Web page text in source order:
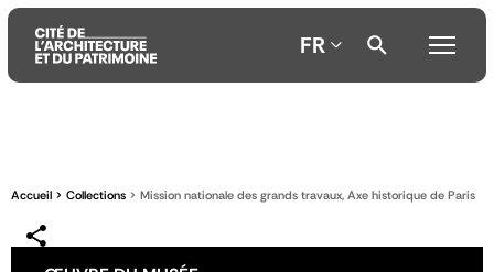
contenu
menu
la
FR
Accueil Collections Mission nationale des grands travaux, Axe historique de Paris